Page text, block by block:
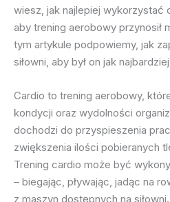
wiesz, jak najlepiej wykorzystać
aby trening aerobowy przynosił
tym artykule podpowiemy, jak
siłowni, aby był on jak
Cardio to trening aerobowy,
kondycji oraz wydolności
dochodzi do przyspieszenia
zwiększenia ilości pobieranych
Trening cardio może być
– biegając, pływając, jadąc na
z maszyn dostępnych na siłowni.